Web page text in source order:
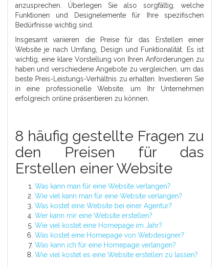
anzusprechen. Überlegen Sie also sorgfältig, welche
Funktionen und Designelemente für Ihre spezifischen
Bedürfnisse wichtig sind.
Insgesamt variieren die Preise für das Erstellen einer
Website je nach Umfang, Design und Funktionalität. Es ist
wichtig, eine klare Vorstellung von Ihren Anforderungen zu
haben und verschiedene Angebote zu vergleichen, um das
beste Preis-Leistungs-Verhältnis zu erhalten. Investieren Sie
in eine professionelle Website, um Ihr Unternehmen
erfolgreich online präsentieren zu können.
8 häufig gestellte Fragen zu
den Preisen für das
Erstellen einer Website
Was kann man für eine Website verlangen?
Wie viel kann man für eine Website verlangen?
Was kostet eine Website bei einer Agentur?
Wer kann mir eine Website erstellen?
Wie viel kostet eine Homepage im Jahr?
Was kostet eine Homepage von Webdesigner?
Was kann ich für eine Homepage verlangen?
Wie viel kostet es eine Website erstellen zu lassen?